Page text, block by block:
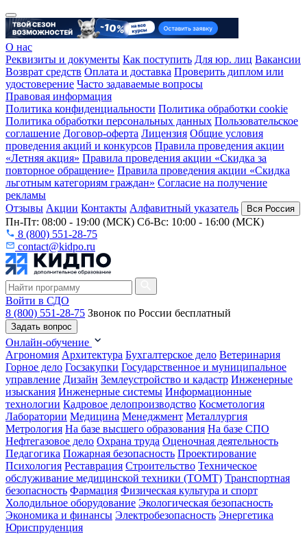
О нас
Реквизиты и документы Как поступить Для юр. лиц Вакансии
Возврат средств Оплата и доставка Проверить диплом или
удостоверение Часто задаваемые вопросы
Правовая информация
Политика конфиденциальности Политика обработки cookie
Политика обработки персональных данных Пользовательское
соглашение Договор-оферта Лицензия Общие условия
проведения акций и конкурсов Правила проведения акции
«Летняя акция» Правила проведения акции «Скидка за
повторное обращение» Правила проведения акции «Скидка
льготным категориям граждан» Согласие на получение
рекламы
Отзывы Акции Контакты Алфавитный указатель Вся Россия
Пн-Пт: 08:00 - 19:00 (МСК) Сб-Вс: 10:00 - 16:00 (МСК)
8 (800) 551-28-75
contact@kidpo.ru
Войти в СДО
8 (800) 551-28-75 Звонок по России бесплатный
Задать вопрос
Онлайн-обучение
Агрономия Архитектура Бухгалтерское дело Ветеринария
Горное дело Госзакупки Государственное и муниципальное
управление Дизайн Землеустройство и кадастр Инженерные
изыскания Инженерные системы Информационные
технологии Кадровое делопроизводство Косметология
Лаборатории Медицина Менеджмент Металлургия
Метрология На базе высшего образования На базе СПО
Нефтегазовое дело Охрана труда Оценочная деятельность
Педагогика Пожарная безопасность Проектирование
Психология Реставрация Строительство Техническое
обслуживание медицинской техники (ТОМТ) Транспортная
безопасность Фармация Физическая культура и спорт
Холодильное оборудование Экологическая безопасность
Экономика и финансы Электробезопасность Энергетика
Юриспруденция